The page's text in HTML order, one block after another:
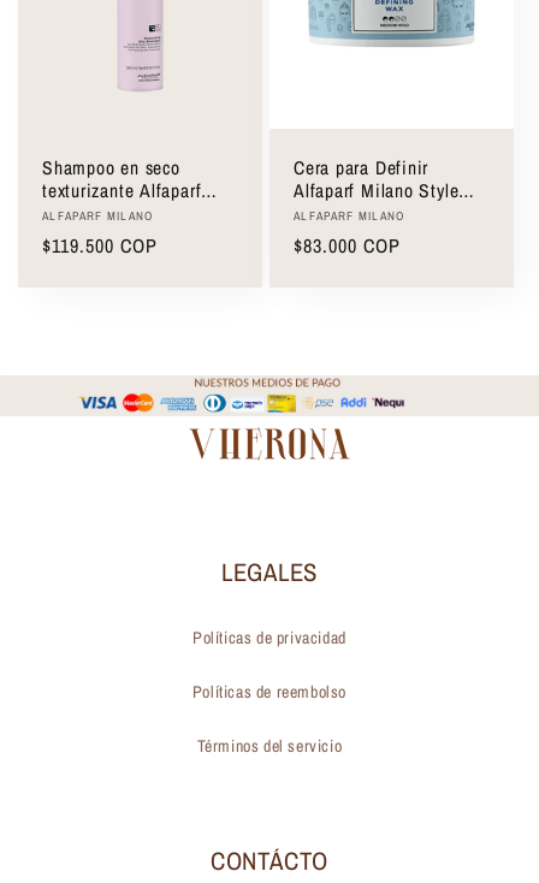
Shampoo en seco
texturizante Alfaparf
Semi di Lino Texturizing
Dry Shampoo 300ml
Proveedor:
ALFAPARF MILANO
Precio
$119.500 COP
Cera para Definir
Alfaparf Milano Style
Stories Defining Wax
75ml
Proveedor:
ALFAPARF MILANO
Precio
$83.000 COP
LEGALES
Políticas de privacidad
Políticas de reembolso
Términos del servicio
CONTÁCTO